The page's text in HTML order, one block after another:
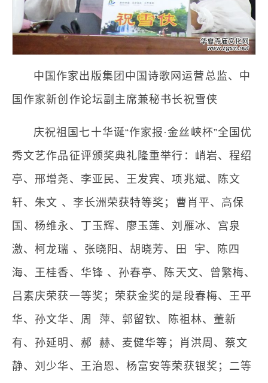
中国作家出版集团中国诗歌网运营总监、中
国作家新创作论坛副主席兼秘书长祝雪侠
庆祝祖国七十华诞“作家报·金丝峡杯”全国优
秀文艺作品征评颁奖典礼隆重举行：峭岩、程绍
亭、邢增尧、李亚民、王发宾、项兆斌、陈文
轩、朱文 、李长洲荣获特等奖；曹肖平、高保
国、杨维永、丁玉辉、廖玉莲、刘雁冰、宫泉
激、柯龙瑞 、张晓阳、胡晓芳、田 宇、陈四
海、王桂香、华锋 、孙春亭、陈天文、曾繁梅、
吕素庆荣获一等奖；荣获金奖的是段春梅、王平
华、孙文华、周 萍、郭留钦、陈祖林、董新
有、孙延明、郝 赫、麦健华等；肖洪周、蔡文
静、刘少华、王治恩、杨富安等荣获银奖；二等